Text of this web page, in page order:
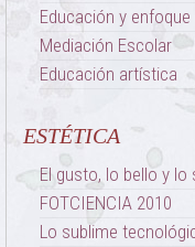
Educación y
Mediación Escolar
Educación artística
ESTÉTICA
El gusto, lo bello y lo
FOTCIENCIA 2010
Lo sublime